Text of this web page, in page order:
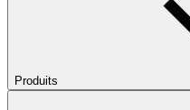
Produits